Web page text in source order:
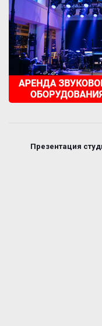
Презентация